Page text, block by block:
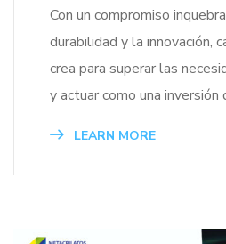
Con un compromiso
durabilidad y la innovación,
crea para superar las
y actuar como una inversión
LEARN MORE